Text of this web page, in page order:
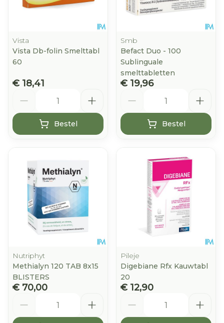
Vista
Vista Db-folin Smelttabl
60
€ 18,41
Bestel
Smb
Befact Duo - 100
Sublinguale
smelttabletten
€ 19,96
Bestel
Nutriphyt
Methialyn 120 TAB 8x15
BLISTERS
€ 70,00
Pileje
Digebiane Rfx Kauwtabl
20
€ 12,90